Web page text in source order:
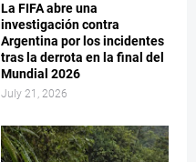
La FIFA abre una
investigación contra
Argentina por los incidentes
tras la derrota en la final del
Mundial 2026
July 21, 2026